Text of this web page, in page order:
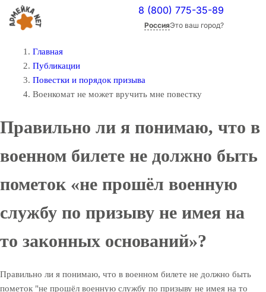
8 (800) 775-35-89
РоссияЭто ваш город?
Главная
Публикации
Повестки и порядок призыва
Военкомат не может вручить мне повестку
Правильно ли я понимаю, что в
военном билете не должно быть
пометок «не прошёл военную
службу по призыву не имея на
то законных оснований»?
Правильно ли я понимаю, что в военном билете не должно быть
пометок "не прошёл военную службу по призыву не имея на то